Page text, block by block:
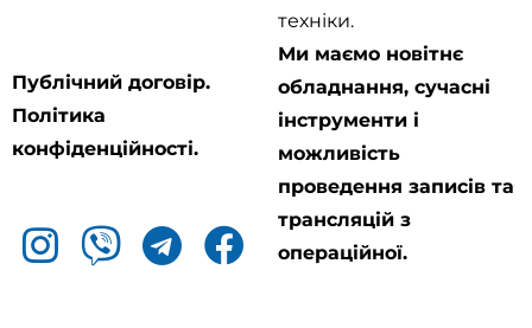
Публічний договір.
Політика
конфіденційності.
техніки.
Ми маємо новітнє
обладнання, сучасні
інструменти і
можливість
проведення записів та
трансляцій з
операційної.